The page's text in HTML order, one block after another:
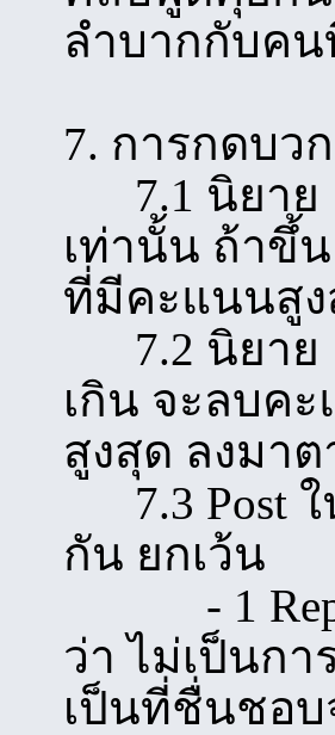
ลำบากกับค
7. การกดบว
7.1 นิยาย
เท่านั้น ถ้าขึ้
ที่มีคะแนนสู
7.2 นิยาย 1
เกิน จะลบค
สูงสุด ลงมา
7.3 Post ใ
กัน ยกเว้น
- 1 Reply
ว่า ไม่เป็นก
เป็นที่ชื่นชอบ